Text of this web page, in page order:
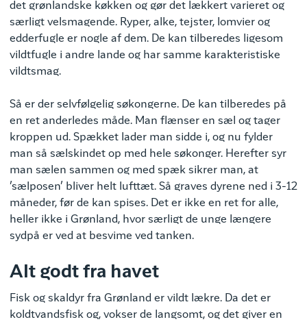
det grønlandske køkken og gør det lækkert varieret og
særligt velsmagende. Ryper, alke, tejster, lomvier og
edderfugle er nogle af dem. De kan tilberedes ligesom
vildtfugle i andre lande og har samme karakteristiske
vildtsmag.
Så er der selvfølgelig søkongerne. De kan tilberedes på
en ret anderledes måde. Man flænser en sæl og tager
kroppen ud. Spækket lader man sidde i, og nu fylder
man så sælskindet op med hele søkonger. Herefter syr
man sælen sammen og med spæk sikrer man, at
’sælposen’ bliver helt lufttæt. Så graves dyrene ned i 3-12
måneder, før de kan spises. Det er ikke en ret for alle,
heller ikke i Grønland, hvor særligt de unge længere
sydpå er ved at besvime ved tanken.
Alt godt fra havet
Fisk og skaldyr fra Grønland er vildt lækre. Da det er
koldtvandsfisk og, vokser de langsomt, og det giver en